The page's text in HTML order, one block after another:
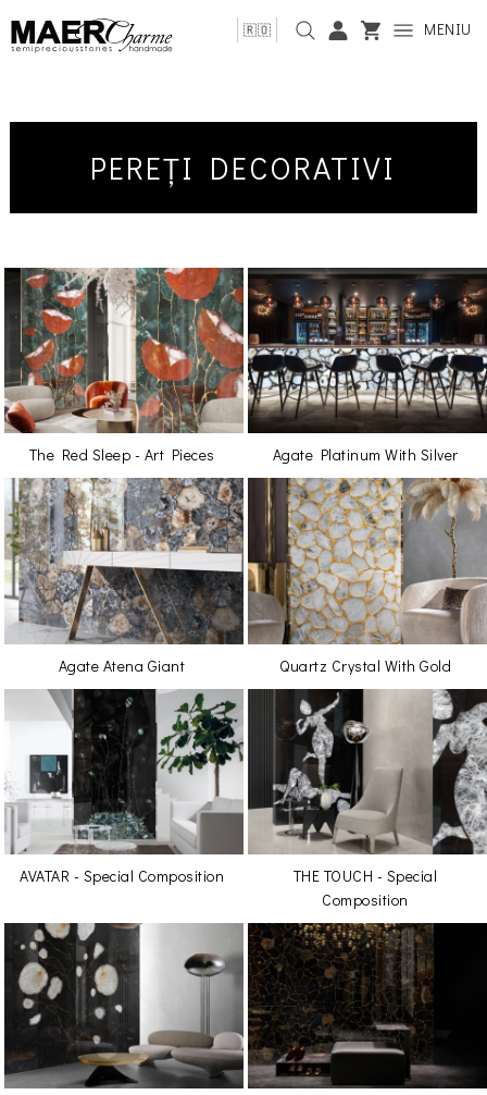
🇷🇴 MENIU
PEREȚI DECORATIVI
The Red Sleep - Art Pieces Agate Platinum With Silver
Agate Atena Giant Quartz Crystal With Gold
AVATAR - Special Composition
THE TOUCH - Special
Composition